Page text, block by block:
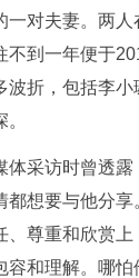
一对夫妻。两
不到一年便于
折，包括李小
体采访时曾透
都想要与他分
、尊重和欣赏
容和理解。哪